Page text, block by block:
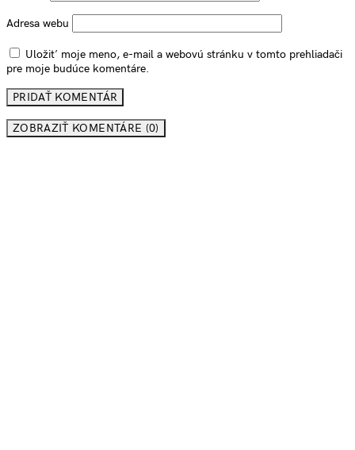
Adresa webu
Uložiť moje meno, e-mail a webovú stránku v tomto prehliadači
pre moje budúce komentáre.
ZOBRAZIŤ KOMENTÁRE (0)